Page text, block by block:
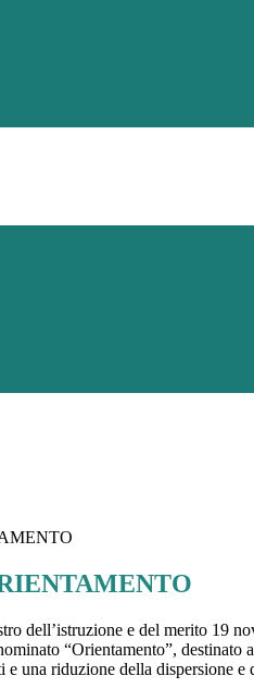
dell’istruzione e del merito 19
“Orientamento”, destinato
una riduzione della dispersione e